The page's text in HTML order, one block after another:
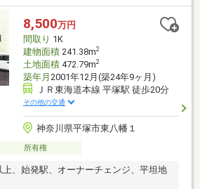
8,500万円
間取り 1K
建物面積241.38m2
土地面積472.79m2
築年月 2001年12月(築24年9ヶ月)
ＪＲ東海道本線 平塚駅 徒歩20分
その他の交通
神奈川県平塚市東八幡１
所有権
、始発駅、オーナーチェンジ、平坦地